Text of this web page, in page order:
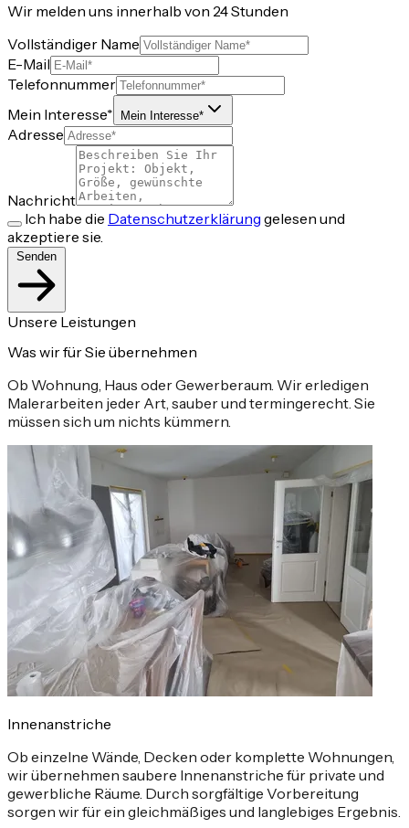
Wir melden uns innerhalb von 24 Stunden
Vollständiger Name
E-Mail
Telefonnummer
Mein Interesse*
Mein Interesse*
Adresse
Nachricht
Ich habe die Datenschutzerklärung gelesen und
akzeptiere sie.
Senden
Unsere Leistungen
Was wir für Sie übernehmen
Ob Wohnung, Haus oder Gewerberaum. Wir erledigen
Malerarbeiten jeder Art, sauber und termingerecht. Sie
müssen sich um nichts kümmern.
Innenanstriche
Ob einzelne Wände, Decken oder komplette Wohnungen,
wir übernehmen saubere Innenanstriche für private und
gewerbliche Räume. Durch sorgfältige Vorbereitung
sorgen wir für ein gleichmäßiges und langlebiges Ergebnis.